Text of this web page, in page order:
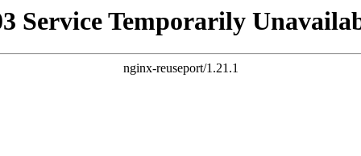
Service Temporarily
nginx-reuseport/1.21.1